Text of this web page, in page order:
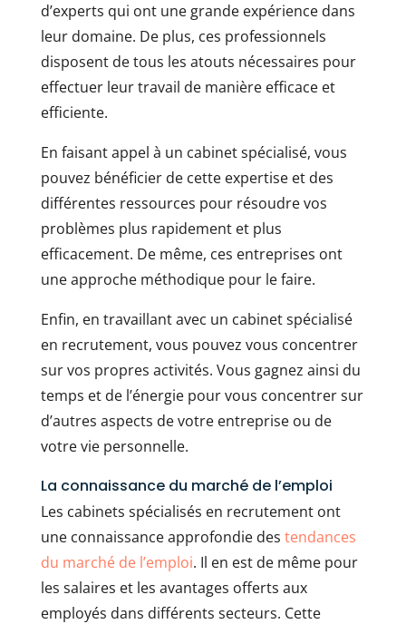
d’experts qui ont une grande expérience dans
leur domaine. De plus, ces professionnels
disposent de tous les atouts nécessaires pour
effectuer leur travail de manière efficace et
efficiente.
En faisant appel à un cabinet spécialisé, vous
pouvez bénéficier de cette expertise et des
différentes ressources pour résoudre vos
problèmes plus rapidement et plus
efficacement. De même, ces entreprises ont
une approche méthodique pour le faire.
Enfin, en travaillant avec un cabinet spécialisé
en recrutement, vous pouvez vous concentrer
sur vos propres activités. Vous gagnez ainsi du
temps et de l’énergie pour vous concentrer sur
d’autres aspects de votre entreprise ou de
votre vie personnelle.
La connaissance du marché de l’emploi
Les cabinets spécialisés en recrutement ont
une connaissance approfondie des tendances
du marché de l’emploi. Il en est de même pour
les salaires et les avantages offerts aux
employés dans différents secteurs. Cette